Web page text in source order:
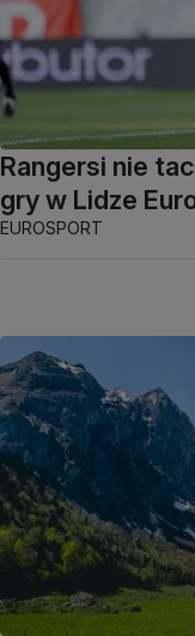
Rangersi nie
gry w Lidze
EUROSPORT